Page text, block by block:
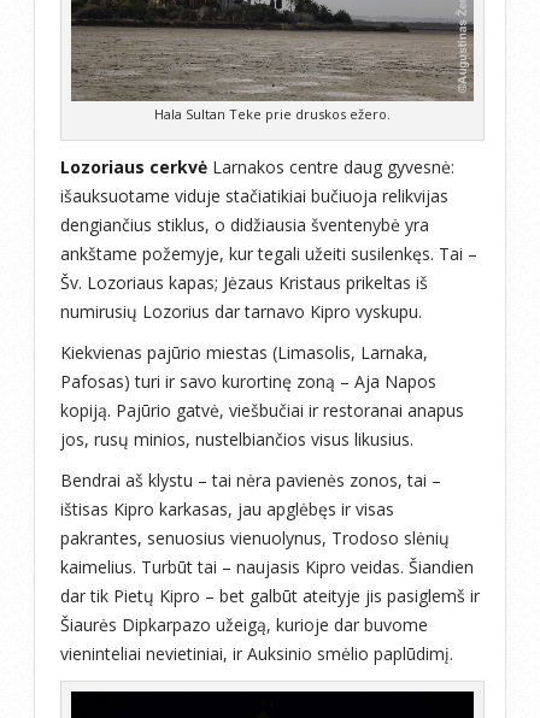
Hala Sultan Teke prie druskos ežero.
Lozoriaus cerkvė Larnakos centre daug gyvesnė:
išauksuotame viduje stačiatikiai bučiuoja relikvijas
dengiančius stiklus, o didžiausia šventenybė yra
ankštame požemyje, kur tegali užeiti susilenkęs. Tai –
Šv. Lozoriaus kapas; Jėzaus Kristaus prikeltas iš
numirusių Lozorius dar tarnavo Kipro vyskupu.
Kiekvienas pajūrio miestas (Limasolis, Larnaka,
Pafosas) turi ir savo kurortinę zoną – Aja Napos
kopiją. Pajūrio gatvė, viešbučiai ir restoranai anapus
jos, rusų minios, nustelbiančios visus likusius.
Bendrai aš klystu – tai nėra pavienės zonos, tai –
ištisas Kipro karkasas, jau apglėbęs ir visas
pakrantes, senuosius vienuolynus, Trodoso slėnių
kaimelius. Turbūt tai – naujasis Kipro veidas. Šiandien
dar tik Pietų Kipro – bet galbūt ateityje jis pasiglemš ir
Šiaurės Dipkarpazo užeigą, kurioje dar buvome
vieninteliai nevietiniai, ir Auksinio smėlio paplūdimį.